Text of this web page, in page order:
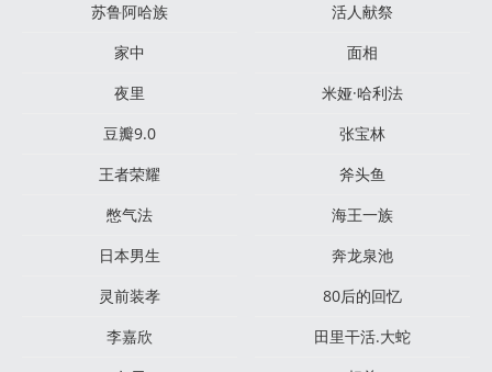
苏鲁阿哈族
活人献祭
家中
面相
夜里
米娅·哈利法
豆瓣9.0
张宝林
王者荣耀
斧头鱼
憋气法
海王一族
日本男生
奔龙泉池
灵前装孝
80后的回忆
李嘉欣
田里干活.大蛇